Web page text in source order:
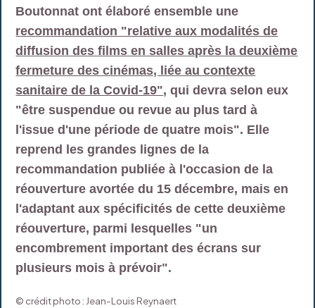
Boutonnat ont élaboré ensemble une
recommandation "relative aux modalités de
diffusion des films en salles après la deuxième
fermeture des cinémas, liée au contexte
sanitaire de la Covid-19", qui devra selon eux
"être suspendue ou revue au plus tard à
l'issue d'une période de quatre mois". Elle
reprend les grandes lignes de la
recommandation publiée à l'occasion de la
réouverture avortée du 15 décembre, mais en
l'adaptant aux spécificités de cette deuxième
réouverture, parmi lesquelles "un
encombrement important des écrans sur
plusieurs mois à prévoir".
© crédit photo : Jean-Louis Reynaert